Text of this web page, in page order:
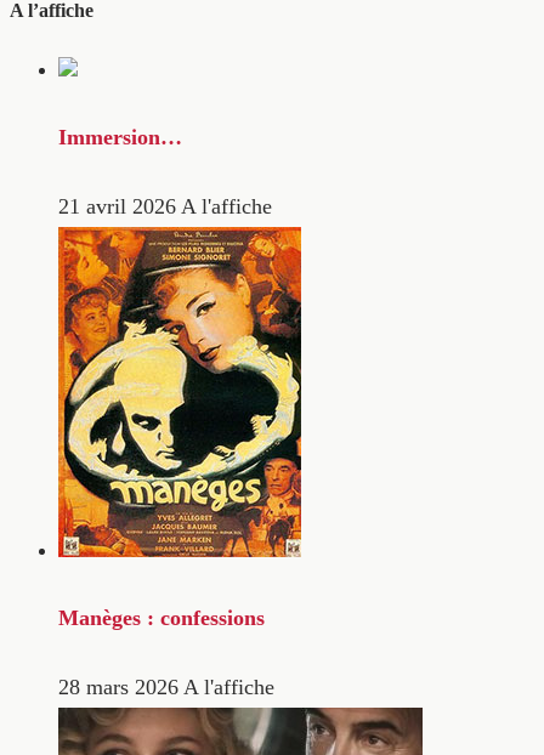
A l’affiche
Immersion…
21 avril 2026 A l'affiche
Manèges : confessions
28 mars 2026 A l'affiche